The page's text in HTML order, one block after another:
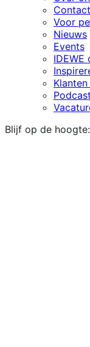
Contact
Voor
Nieuws
Events
Podcast
Blijf op de hoogte: